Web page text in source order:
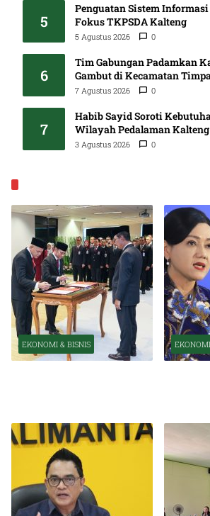
5
Penguatan Sistem
Fokus TKPSDA Kalteng
5 Agustus 2026 0
6
Tim Gabungan Padamkan
Gambut di Kecamatan
7 Agustus 2026 0
7
Habib Sayid Soroti
Wilayah Pedalaman Kalteng
3 Agustus 2026 0
EKONOMI & BISNIS